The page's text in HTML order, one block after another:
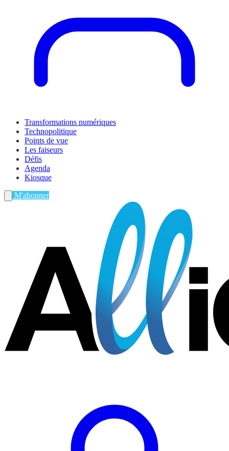
Transformations numériques
Technopolitique
Points de vue
Les faiseurs
Défis
Agenda
Kiosque
M'abonner